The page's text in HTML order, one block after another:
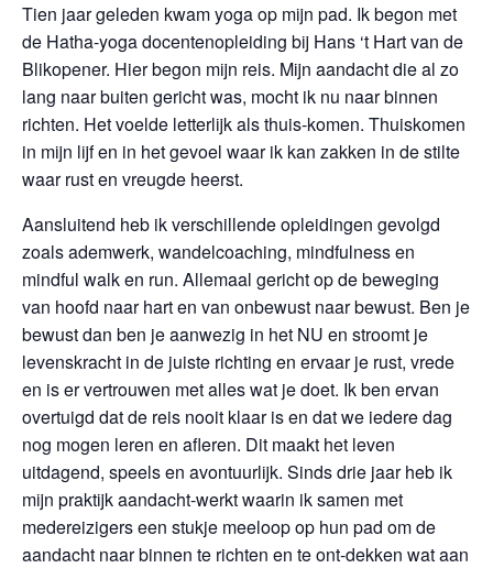
Tien jaar geleden kwam yoga op mijn pad. Ik begon met
de Hatha-yoga docentenopleiding bij Hans ‘t Hart van de
Blikopener. Hier begon mijn reis. Mijn aandacht die al zo
lang naar buiten gericht was, mocht ik nu naar binnen
richten. Het voelde letterlijk als thuis-komen. Thuiskomen
in mijn lijf en in het gevoel waar ik kan zakken in de stilte
waar rust en vreugde heerst.
Aansluitend heb ik verschillende opleidingen gevolgd
zoals ademwerk, wandelcoaching, mindfulness en
mindful walk en run. Allemaal gericht op de beweging
van hoofd naar hart en van onbewust naar bewust. Ben je
bewust dan ben je aanwezig in het NU en stroomt je
levenskracht in de juiste richting en ervaar je rust, vrede
en is er vertrouwen met alles wat je doet. Ik ben ervan
overtuigd dat de reis nooit klaar is en dat we iedere dag
nog mogen leren en afleren. Dit maakt het leven
uitdagend, speels en avontuurlijk. Sinds drie jaar heb ik
mijn praktijk aandacht-werkt waarin ik samen met
medereizigers een stukje meeloop op hun pad om de
aandacht naar binnen te richten en te ont-dekken wat aan